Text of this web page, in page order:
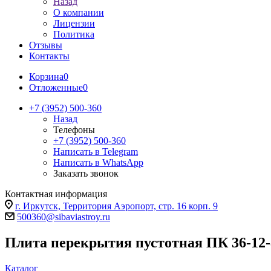
О компании
Лицензии
Политика
Отзывы
Контакты
Корзина0
Отложенные0
+7 (3952) 500-360
Назад
Телефоны
+7 (3952) 500-360
Написать в Telegram
Написать в WhatsApp
Заказать звонок
Контактная информация
г. Иркутск, Территория Аэропорт, стр. 16 корп. 9
500360@sibaviastroy.ru
Плита перекрытия пустотная ПК 36-
Каталог